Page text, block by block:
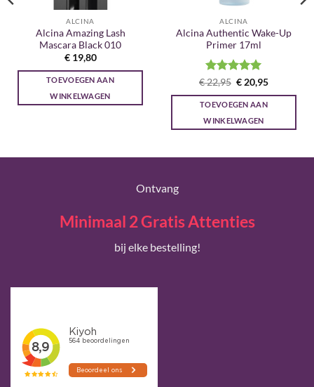
ALCINA
Alcina Amazing Lash
Mascara Black 010
€19,80
TOEVOEGEN AAN
WINKELWAGEN
ALCINA
Alcina Authentic Wake-Up
Primer 17ml
Gewaardeerd
5uit 5
€22,95 Oorspronkelijke
prijs
was:
€ 22,95.
€20,95Huidige
is:
TOEVOEGEN AAN
WINKELWAGEN
Ontvang
Minimaal 2 Gratis Attenties
bij elke bestelling!